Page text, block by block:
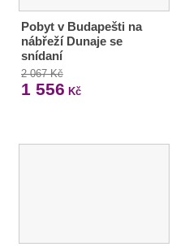
Pobyt v Budapešti na
nábřeží Dunaje se
snídaní
2 067 Kč
1 556 Kč